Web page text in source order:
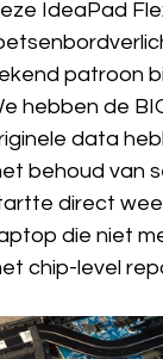
IdeaPad
patroon
hebben de
data
behoud van
direct
die niet
chip-level